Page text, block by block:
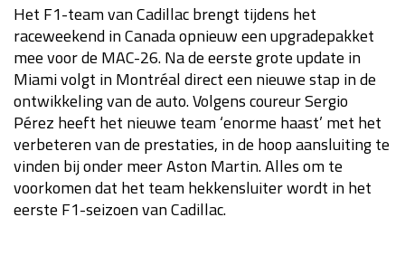
Kwalificatie
za 23:00 - 00:00
Race
zo 21:00 - 23:00
GP MEXICO 2026 30 okt - 01 nov
Kwalificatie
za 19:00 - 20:00
Race
zo 18:00 - 20:00
LAS VEGAS GRAND PRIX 2026
Het F1-team van Cadillac brengt tijdens het
raceweekend in Canada opnieuw een upgradepakket
mee voor de MAC-26. Na de eerste grote update in
Miami volgt in Montréal direct een nieuwe stap in de
ontwikkeling van de auto. Volgens coureur Sergio
Pérez heeft het nieuwe team ‘enorme haast’ met het
verbeteren van de prestaties, in de hoop aansluiting te
vinden bij onder meer Aston Martin. Alles om te
voorkomen dat het team hekkensluiter wordt in het
eerste F1-seizoen van Cadillac.